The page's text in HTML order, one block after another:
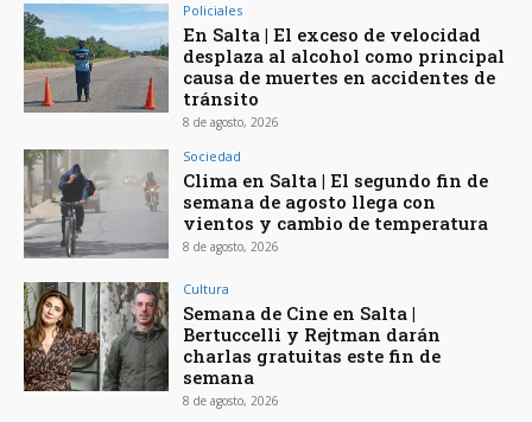
Policiales
En Salta | El exceso de velocidad
desplaza al alcohol como principal
causa de muertes en accidentes de
tránsito
8 de agosto, 2026
Sociedad
Clima en Salta | El segundo fin de
semana de agosto llega con
vientos y cambio de temperatura
8 de agosto, 2026
Cultura
Semana de Cine en Salta |
Bertuccelli y Rejtman darán
charlas gratuitas este fin de
semana
8 de agosto, 2026